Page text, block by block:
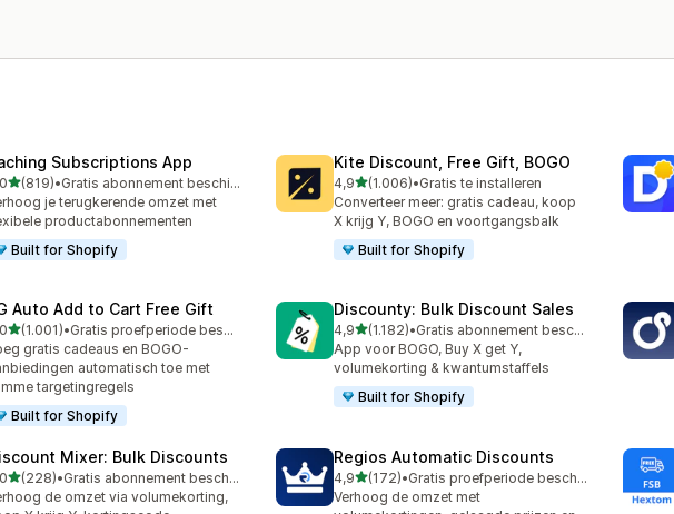
Subscriptions App
van 5 sterren
(819)
recensies in totaal
•
Gratis abonnement beschikbaar
je terugkerende omzet met
productabonnementen
Built for Shopify
Kite Discount, Free Gift, BOGO
4,9van 5 sterren
(1.006)
1006 recensies in totaal
•Gratis te installeren
Converteer meer: gratis cadeau, koop
X krijg Y, BOGO en voortgangsbalk
Built for Shopify
Auto Add to Cart Free Gift
van 5 sterren
(1.001)
recensies in totaal
•
Gratis proefperiode beschikbaar
gratis cadeaus en BOGO-
automatisch toe met
targetingregels
Built for Shopify
Discounty: Bulk Discount Sales
4,9van 5 sterren
(1.182)
1182 recensies in totaal
•
Gratis abonnement beschikbaar
App voor BOGO, Buy X get Y,
volumekorting & kwantumstaffels
Built for Shopify
Mixer: Bulk Discounts
van 5 sterren
(228)
recensies in totaal
•
Gratis abonnement beschikbaar
de omzet via volumekorting,
Regios Automatic Discounts
4,9van 5 sterren
(172)
172 recensies in totaal
•
Gratis proefperiode beschikbaar
Verhoog de omzet met